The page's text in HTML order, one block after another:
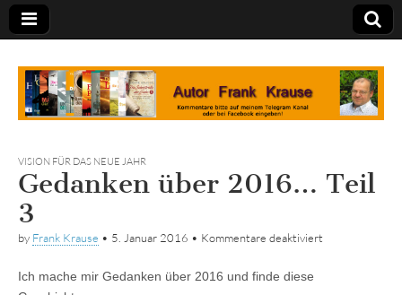
Tagebuch
VISION FÜR DAS NEUE JAHR
Gedanken über 2016… Teil
3
by Frank Krause • 5. Januar 2016 • Kommentare deaktiviert
Ich mache mir Gedanken über 2016 und finde diese